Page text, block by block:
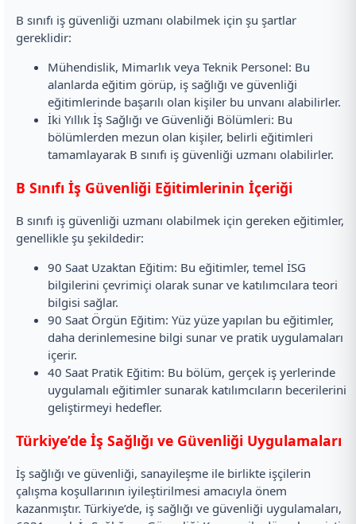
B sınıfı iş güvenliği uzmanı olabilmek için şu şartlar
gereklidir:
Mühendislik, Mimarlık veya Teknik Personel: Bu
alanlarda eğitim görüp, iş sağlığı ve güvenliği
eğitimlerinde başarılı olan kişiler bu unvanı alabilirler.
İki Yıllık İş Sağlığı ve Güvenliği Bölümleri: Bu
bölümlerden mezun olan kişiler, belirli eğitimleri
tamamlayarak B sınıfı iş güvenliği uzmanı olabilirler.
B Sınıfı İş Güvenliği Eğitimlerinin İçeriği
B sınıfı iş güvenliği uzmanı olabilmek için gereken eğitimler,
genellikle şu şekildedir:
90 Saat Uzaktan Eğitim: Bu eğitimler, temel İSG
bilgilerini çevrimiçi olarak sunar ve katılımcılara teori
bilgisi sağlar.
90 Saat Örgün Eğitim: Yüz yüze yapılan bu eğitimler,
daha derinlemesine bilgi sunar ve pratik uygulamaları
içerir.
40 Saat Pratik Eğitim: Bu bölüm, gerçek iş yerlerinde
uygulamalı eğitimler sunarak katılımcıların becerilerini
geliştirmeyi hedefler.
Türkiye’de İş Sağlığı ve Güvenliği Uygulamaları
İş sağlığı ve güvenliği, sanayileşme ile birlikte işçilerin
çalışma koşullarının iyileştirilmesi amacıyla önem
kazanmıştır. Türkiye’de, iş sağlığı ve güvenliği uygulamaları,